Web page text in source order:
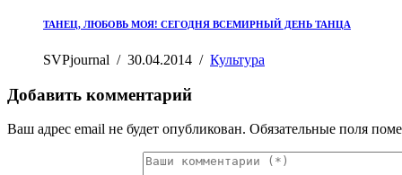
ТАНЕЦ, ЛЮБОВЬ МОЯ! СЕГОДНЯ ВСЕМИРНЫЙ ДЕНЬ ТАНЦА
SVPjournal / 30.04.2014 / Культура
Добавить комментарий
Ваш адрес email не будет опубликован. Обязательные поля